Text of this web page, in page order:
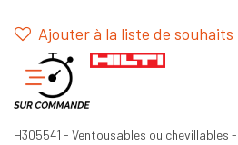
Ajouter à la liste de souhaits
H305541 - Ventousables ou